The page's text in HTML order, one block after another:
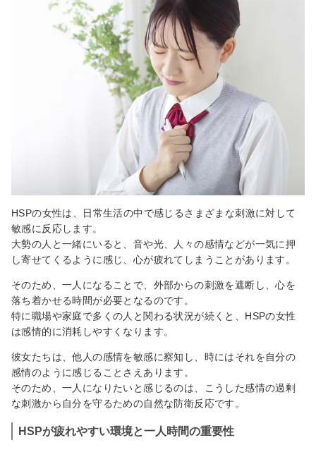
HSPの女性は、日常生活の中で感じるさまざまな刺激に対して
敏感に反応します。
大勢の人と一緒にいると、音や光、人々の感情などが一気に押
し寄せてくるように感じ、心が疲れてしまうことがあります。
そのため、一人になることで、外部からの刺激を遮断し、心を
落ち着かせる時間が必要となるのです。
特に職場や家庭で多くの人と関わる状況が続くと、HSPの女性
は感情的に消耗しやすくなります。
彼女たちは、他人の感情を敏感に察知し、時にはそれを自分の
感情のように感じることさえあります。
そのため、一人になりたいと感じるのは、こうした感情の過剰
な刺激から自分を守るための自然な防衛反応です。
HSPが疲れやすい環境と一人時間の重要性